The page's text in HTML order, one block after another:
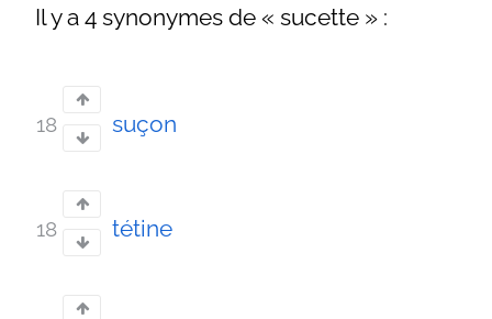
Il y a 4 synonymes de « sucette » :
18 suçon
18 tétine